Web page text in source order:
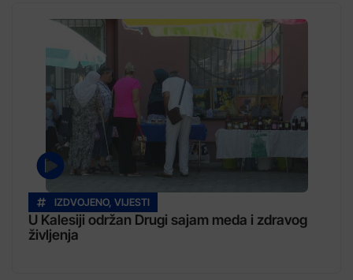
IZDVOJENO, VIJESTI
U Kalesiji održan Drugi sajam meda i zdravog
življenja